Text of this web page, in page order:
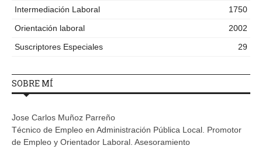
Intermediación Laboral
1750
Orientación laboral
2002
Suscriptores Especiales
29
SOBRE MÍ
Jose Carlos Muñoz Parreño
Técnico de Empleo en Administración Pública Local. Promotor
de Empleo y Orientador Laboral. Asesoramiento